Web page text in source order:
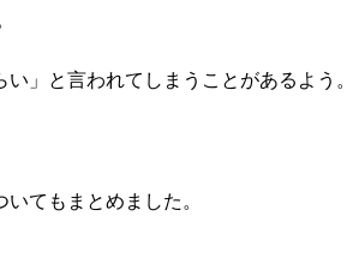
」と言われてしまうことがあるよう。
てもまとめました。